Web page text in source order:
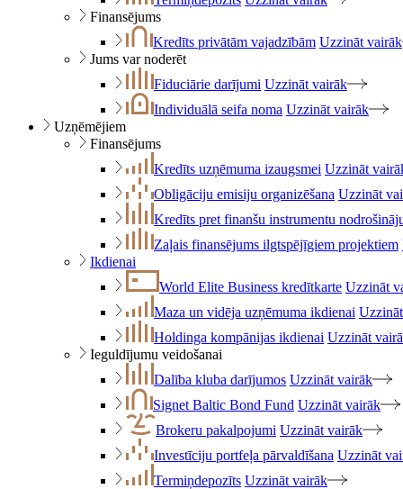
Finansējums
Kredīts privātām vajadzībām Uzzināt vairāk
Jums var noderēt
Fiduciārie darījumi Uzzināt vairāk
Individuālā seifa noma Uzzināt vairāk
Uzņēmējiem
Finansējums
Kredīts uzņēmuma izaugsmei Uzzināt
Obligāciju emisiju organizēšana Uzzināt
Kredīts pret finanšu instrumentu
Zaļais finansējums ilgtspējīgiem projektiem
Ikdienai
World Elite Business kredītkarte Uzzināt
Maza un vidēja uzņēmuma ikdienai
Holdinga kompānijas ikdienai Uzzināt
Ieguldījumu veidošanai
Dalība kluba darījumos Uzzināt vairāk
Signet Baltic Bond Fund Uzzināt vairāk
Brokeru pakalpojumi Uzzināt vairāk
Investīciju portfeļa pārvaldīšana Uzzināt
Termiņdepozīts Uzzināt vairāk